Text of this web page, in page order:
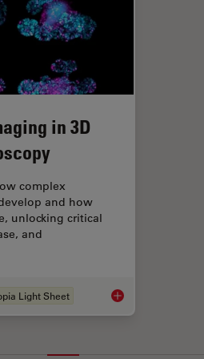
in 3D
complex
and how
unlocking critical
and
Light Sheet Focus on Long-